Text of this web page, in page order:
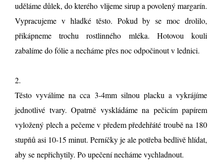
uděláme důlek, do kterého vlijeme sirup a povolený margarín.
Vypracujeme v hladké těsto. Pokud by se moc drolilo,
přikápneme trochu rostlinného mléka. Hotovou kouli
zabalíme do fólie a necháme přes noc odpočinout v lednici.
2.
Těsto vyválíme na cca 3-4mm silnou placku a vykrájíme
jednotlivé tvary. Opatrně vyskládáme na pečicím papírem
vyložený plech a pečeme v předem předehřáté troubě na 180
stupňů asi 10-15 minut. Perníčky je ale potřeba bedlivě hlídat,
aby se nepřichytily. Po upečení necháme vychladnout.